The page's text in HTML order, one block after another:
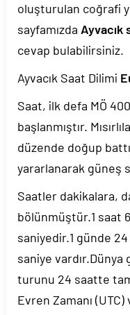
oluşturulan coğrafi
sayfamızda Ayvacık
cevap bulabilirsiniz.
Ayvacık Saat Dilimi
Saat, ilk defa MÖ
başlanmıştır.
düzende doğup
yararlanarak güneş
Saatler dakikalara,
bölünmüştür.1 saat
saniyedir.1 günde
saniye
turunu 24 saatte
Evren Zamanı